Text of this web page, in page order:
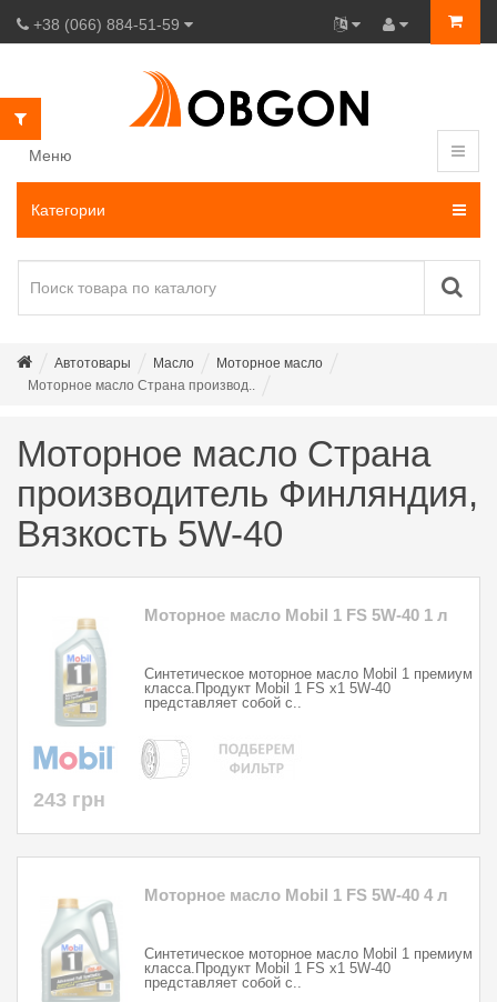
+38 (066) 884-51-59
Меню
Категории
Автотовары Масло
Моторное масло
Моторное масло Страна производ..
Моторное масло Страна
производитель Финляндия,
Вязкость 5W-40
Моторное масло Mobil 1 FS 5W-40 1 л
Синтетическое моторное масло Mobil 1 премиум
класса.Продукт Mobil 1 FS x1 5W-40
представляет собой с..
243 грн
Моторное масло Mobil 1 FS 5W-40 4 л
Синтетическое моторное масло Mobil 1 премиум
класса.Продукт Mobil 1 FS x1 5W-40
представляет собой с..